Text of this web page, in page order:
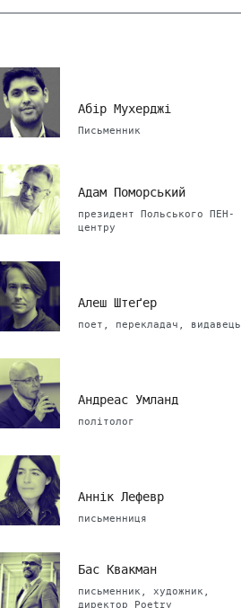
Абір Мухерджі
Письменник
Адам Поморський
президент Польського ПЕН-
центру
Алеш Штеґер
поет, перекладач, видавець
Андреас Умланд
політолог
Аннік Лефевр
письменниця
Бас Квакман
письменник, художник,
директор Poetry